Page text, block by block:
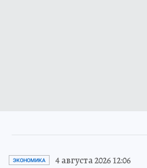
ЭКОНОМИКА 4 августа 2026 12:06